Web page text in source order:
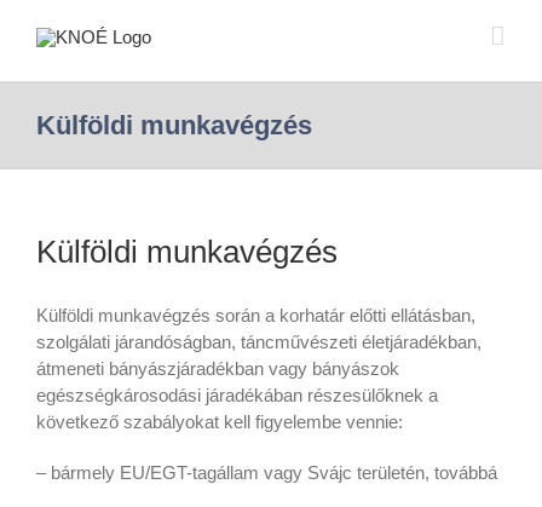
Külföldi munkavégzés
Külföldi munkavégzés
Külföldi munkavégzés során a korhatár előtti ellátásban,
szolgálati járandóságban, táncművészeti életjáradékban,
átmeneti bányászjáradékban vagy bányászok
egészségkárosodási járadékában részesülőknek a
következő szabályokat kell figyelembe vennie:
– bármely EU/EGT-tagállam vagy Svájc területén, továbbá